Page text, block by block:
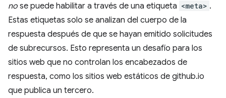
no se puede habilitar a través de una etiqueta <meta> .
Estas etiquetas solo se analizan del cuerpo de la
respuesta después de que se hayan emitido solicitudes
de subrecursos. Esto representa un desafío para los
sitios web que no controlan los encabezados de
respuesta, como los sitios web estáticos de github.io
que publica un tercero.